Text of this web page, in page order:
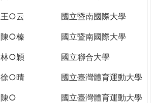
王○云
國立暨南國際大學
陳○榛
國立暨南國際大學
林○穎
國立聯合大學
徐○晴
國立臺灣體育運動大學
陳○
國立臺灣體育運動大學